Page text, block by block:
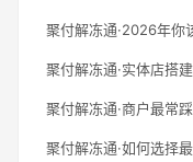
聚付解冻通·2026年你
聚付解冻通·实体店搭
聚付解冻通·商户最常
聚付解冻通·如何选择